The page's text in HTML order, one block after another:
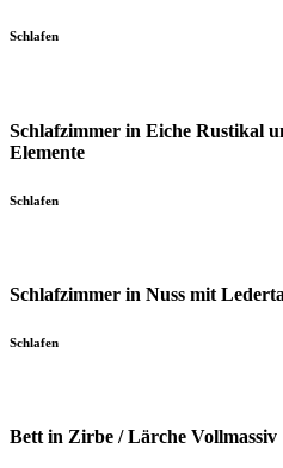
Schlafen
Schlafzimmer in Eiche Rustikal
Elemente
Schlafen
Schlafzimmer in Nuss mit
Schlafen
Bett in Zirbe / Lärche Vollmassiv